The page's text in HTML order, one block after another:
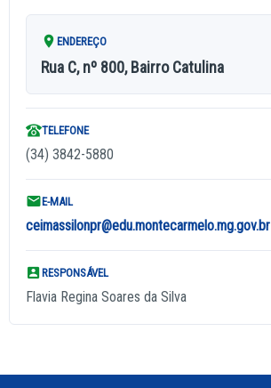
ENDEREÇO
Rua C, nº 800, Bairro Catulina
TELEFONE
(34) 3842-5880
E-MAIL
ceimassilonpr@edu.montecarmelo.mg.gov.br
RESPONSÁVEL
Flavia Regina Soares da Silva